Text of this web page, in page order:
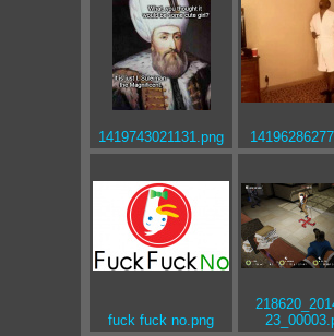
1419743021131.png
fuck fuck no.png